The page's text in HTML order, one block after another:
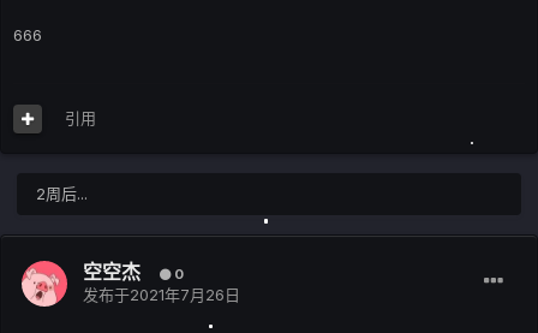
666
引用
2周后...
空空杰 0
发布于2021年7月26日